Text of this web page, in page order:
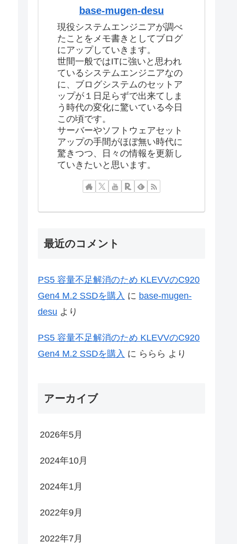
base-mugen-desu
現役システムエンジニアが調べ
たことをメモ書きとしてブログ
にアップしていきます。
世間一般ではITに強いと思われ
ているシステムエンジニアなの
に、ブログシステムのセットア
ップが１日足らずで出来てしま
う時代の変化に驚いている今日
この頃です。
サーバーやソフトウェアセット
アップの手間がほぼ無い時代に
驚きつつ、日々の情報を更新し
ていきたいと思います。
最近のコメント
PS5 容量不足解消のため KLEVVのC920
Gen4 M.2 SSDを購入 に base-mugen-
desu より
PS5 容量不足解消のため KLEVVのC920
Gen4 M.2 SSDを購入 に ららら より
アーカイブ
2026年5月
2024年10月
2024年1月
2022年9月
2022年7月